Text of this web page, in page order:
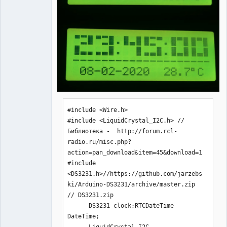
   void setup(){ Wire.begin();
HZ);
    pinMode(2,INPUT); // SQW
    //clock.setDateTime(__DATE__,
__TIME__);// установка времени
    lcd.init();lcd.backlight();//
Включаем подсветку дисплея
    lcd.createChar(1,
v2);lcd.createChar(3,
v3);lcd.createChar(4, v4);
    lcd.createChar(5,
v5);lcd.createChar(6,
v6);lcd.createChar(7,
v7);lcd.createChar(8, v8);
   }
   void loop(){
#include <Wire.h>
#include <LiquidCrystal_I2C.h> //
Библиотека -  http://forum.rcl-
radio.ru/misc.php?
action=pan_download&item=45&download=1
#include
<DS3231.h>//https://github.com/jarzebs
ki/Arduino-DS3231/archive/master.zip
// DS3231.zip
      DS3231 clock;RTCDateTime
DateTime;